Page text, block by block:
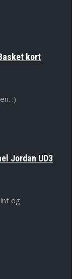
kort
:)
Jordan UD3
og